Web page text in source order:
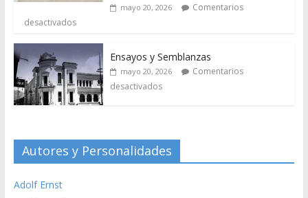
mayo 20, 2026
Comentarios
desactivados
Ensayos y Semblanzas
mayo 20, 2026
Comentarios
desactivados
Autores y Personalidades
Adolf Ernst